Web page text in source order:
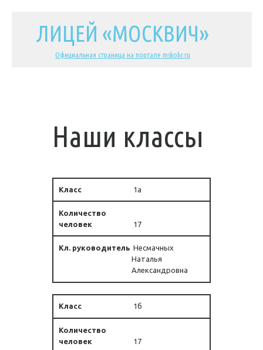
ЛИЦЕЙ «МОСКВИЧ»
Официальная страница на портале mskobr.ru
Наши классы
1а
17
Несмачных
Наталья
Александровна
1б
17